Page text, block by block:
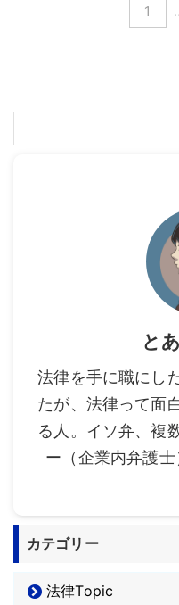
1
と
法律を手に職にし
たが、法律って面
る人。イソ弁、複
ー（企業内弁護士
カテゴリー
法律Topic